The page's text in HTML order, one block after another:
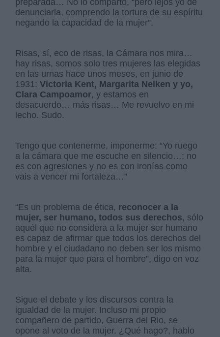
denunciarla, comprendo la tortura de su espíritu
negando la capacidad de la mujer”.
Risas, sí, eco de risas, la Cámara nos mira…
hay risas, somos solo tres mujeres las elegidas
en las urnas hace unos meses, en junio de
1931:Victoria Kent, Margarita Nelken y yo,
Clara Campoamor, y estamos en
desacuerdo… más risas… Me revuelvo en mi
lecho. Sudo.
Tengo que contenerme, imponerme: “Yo ruego
a la cámara que me escuche en silencio…; no
es con agresiones y no es con ironías como
vais a vencer mi fortaleza…”
“Es un problema de ética, reconocer a la
mujer, ser humano, todos sus derechos, sólo
aquél que no considera a la mujer ser humano
es capaz de afirmar que todos los derechos del
hombre y el ciudadano no deben ser los mismo
para la mujer que para el hombre”, digo en voz
alta.
Sigue el debate y los discursos contra la
igualdad de la mujer. Incluso mi propio
compañero de partido, Guerra del Rio, se
opone al voto de la mujer. ¿Qué hago?, hablo